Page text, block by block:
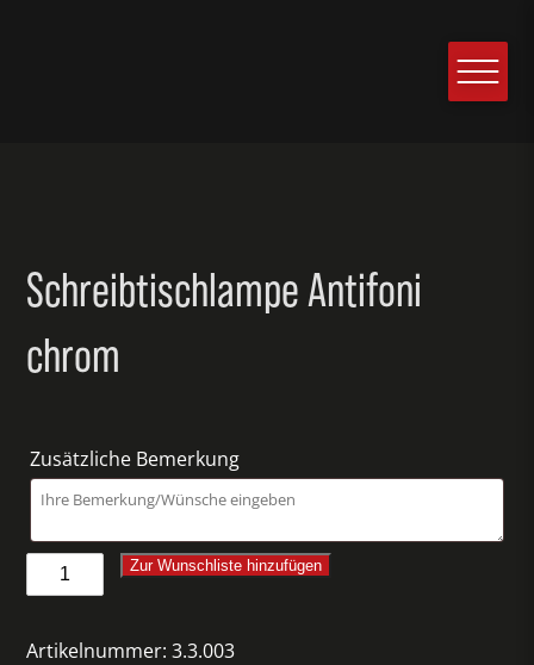
Schreibtischlampe Antifoni
chrom
Zusätzliche Bemerkung
Schreibtischlampe
Antifoni
Zur Wunschliste hinzufügen
Artikelnummer:3.3.003